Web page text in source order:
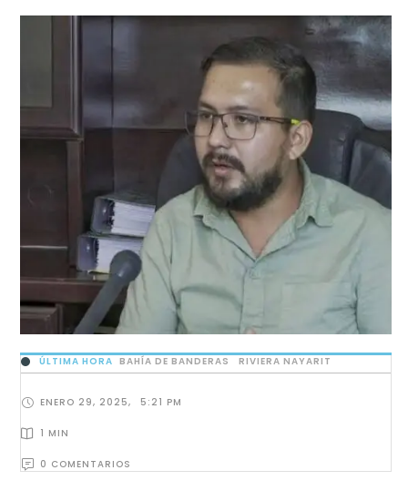
ÚLTIMA HORA BAHÍA DE BANDERAS RIVIERA NAYARIT
ENERO 29, 2025, 5:21 PM
1 MIN
0 COMENTARIOS